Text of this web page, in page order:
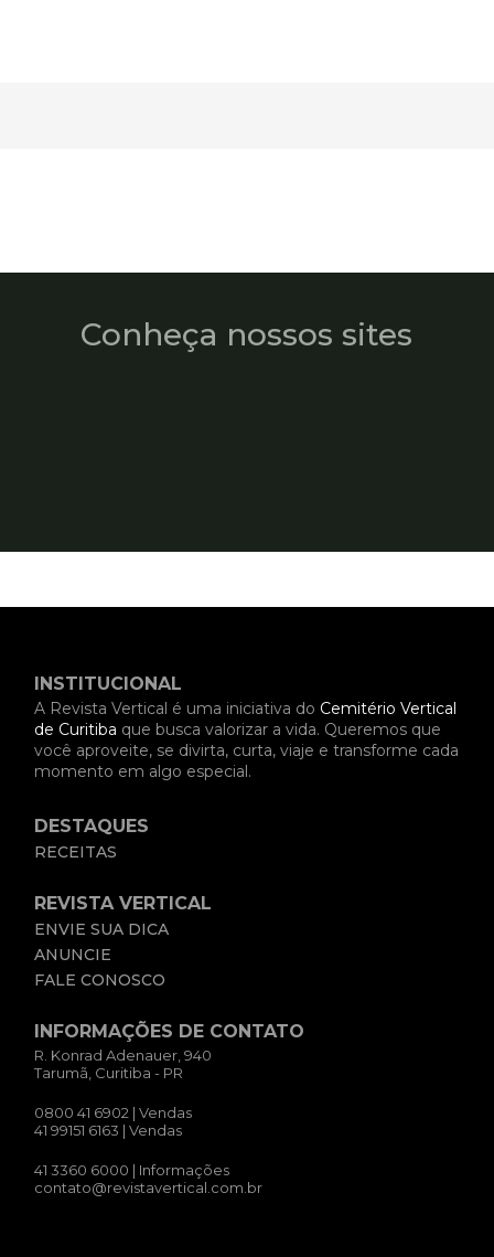
Conheça nossos sites
INSTITUCIONAL
A Revista Vertical é uma iniciativa do Cemitério Vertical
de Curitiba que busca valorizar a vida. Queremos que
você aproveite, se divirta, curta, viaje e transforme cada
momento em algo especial.
DESTAQUES
RECEITAS
REVISTA VERTICAL
ENVIE SUA DICA
ANUNCIE
FALE CONOSCO
INFORMAÇÕES DE CONTATO
R. Konrad Adenauer, 940
Tarumã, Curitiba - PR
0800 41 6902 | Vendas
41 99151 6163 | Vendas
41 3360 6000 | Informações
contato@revistavertical.com.br